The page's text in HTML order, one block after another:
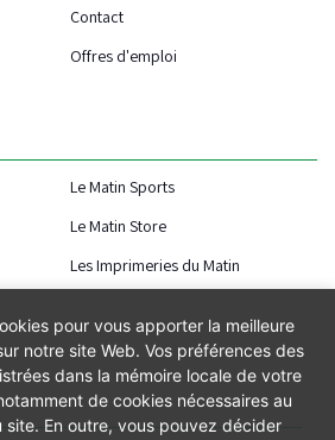
Contact
Offres d'emploi
Le Matin Sports
Le Matin Store
Les Imprimeries du Matin
pour vous apporter la meilleure
notre site Web. Vos préférences des
dans la mémoire locale de votre
de cookies nécessaires au
En outre, vous pouvez décider